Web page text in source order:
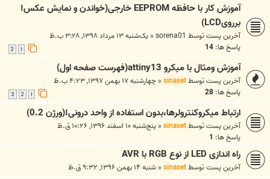
آموزش کار با حافظه EEPROM خارجی(خواندن و نمایش عکس!
بررویLCD)
آخرین پست توسط sorena01
« یک‌شنبه ۱۳ مرداد ۱۳۹۸, ۳:۲۸ ب.ظ
پاسخ ها: 14
1
2
آموزش ومثال با میکرو attiny13(فهرست صفحه اول)
آخرین پست توسطsinaset
« چهارشنبه ۱۷ بهمن ۱۳۹۷, ۴:۲۳ ب.ظ
پاسخ ها: 28
1
2
3
ارتباط میکروکنترولرها،بدون استفاده از واحد درونی!(ورژن 0.2)
آخرین پست توسطsinaset
« پنج‌شنبه ۱۰ اسفند ۱۳۹۶, ۱۰:۲۶ ق.ظ
پاسخ ها: 1
راه اندازی LED از نوع RGB با AVR
آخرین پست توسطsinaset
« شنبه ۱۴ بهمن ۱۳۹۶, ۹:۳۲ ق.ظ